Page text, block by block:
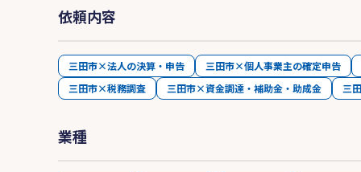
依頼内容
三田市×法人の決算・申告
三田市×個人事業主の確定申告
三田市×税務調査
三田市×資金調達・補助金・助成金 三
業種